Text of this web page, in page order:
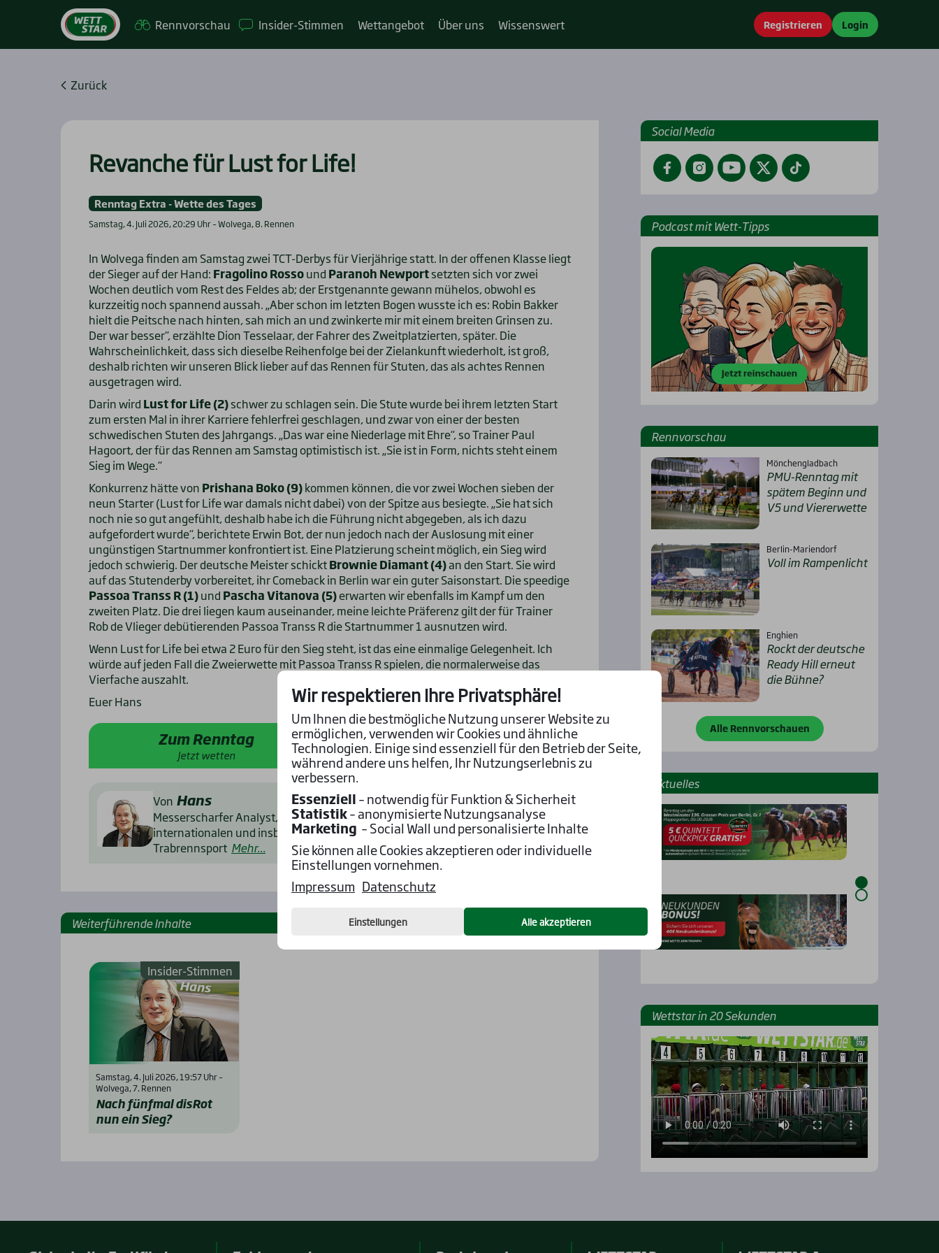
Renn­vor­schau Insi­­der-Stim­­men Wett­an­ge­bot Über uns Wis­sens­wert Registrieren Login
Zurück
Revan­che für Lust for Life!
Renntag Extra - Wette des Tages
Samstag, 4. Juli 2026, 20:29 Uhr – Wolvega, 8. Rennen
In Wolvega finden am Samstag zwei TCT-Derbys für Vierjährige statt. In der offenen Klasse liegt
der Sieger auf der Hand: Fragolino Rossound Paranoh Newportsetzten sich vor zwei
Wochen deutlich vom Rest des Feldes ab; der Erstgenannte gewann mühelos, obwohl es
kurzzeitig noch spannend aussah. „Aber schon im letzten Bogen wusste ich es: Robin Bakker
hielt die Peitsche nach hinten, sah mich an und zwinkerte mir mit einem breiten Grinsen zu.
Der war besser“, erzählte Dion Tesselaar, der Fahrer des Zweitplatzierten, später. Die
Wahrscheinlichkeit, dass sich dieselbe Reihenfolge bei der Zielankunft wiederholt, ist groß,
deshalb richten wir unseren Blick lieber auf das Rennen für Stuten, das als achtes Rennen
ausgetragen wird.
Darin wird Lust for Life (2)schwer zu schlagen sein. Die Stute wurde bei ihrem letzten Start
zum ersten Mal in ihrer Karriere fehlerfrei geschlagen, und zwar von einer der besten
schwedischen Stuten des Jahrgangs. „Das war eine Niederlage mit Ehre“, so Trainer Paul
Hagoort, der für das Rennen am Samstag optimistisch ist. „Sie ist in Form, nichts steht einem
Sieg im Wege.“
Konkurrenz hätte von Prishana Boko (9)kommen können, die vor zwei Wochen sieben der
neun Starter (Lust for Life war damals nicht dabei) von der Spitze aus besiegte. „Sie hat sich
noch nie so gut angefühlt, deshalb habe ich die Führung nicht abgegeben, als ich dazu
aufgefordert wurde“, berichtete Erwin Bot, der nun jedoch nach der Auslosung mit einer
ungünstigen Startnummer konfrontiert ist. Eine Platzierung scheint möglich, ein Sieg wird
jedoch schwierig. Der deutsche Meister schicktBrownie Diamant (4)an den Start. Sie wird
auf das Stutenderby vorbereitet, ihr Comeback in Berlin war ein guter Saisonstart. Die speedige
Passoa Transs R (1)und Pascha Vitanova (5)erwarten wir ebenfalls im Kampf um den
zweiten Platz. Die drei liegen kaum auseinander, meine leichte Präferenz gilt der für Trainer
Rob de Vlieger debütierenden Passoa Transs R die Startnummer 1 ausnutzen wird.
Wenn Lust for Life bei etwa 2 Euro für den Sieg steht, ist das eine einmalige Gelegenheit. Ich
würde auf jeden Fall die Zweierwette mit Passoa Transs R spielen, die normalerweise das
Vierfache auszahlt.
Euer Hans
Zum Renntag
Jetzt wetten
Zum Rennen
Jetzt wetten
Von Hans
Messerscharfer Analyst, Experte für den
internationalen und insbesondere holländischen
Trabrennsport Mehr...
Weiterführende Inhalte
Insider-Stimmen
Samstag, 4. Juli 2026, 19:57 Uhr –
Wolvega, 7. Rennen
Nach fünf­mal dis­Rot
nun ein Sieg?
Social Media
FacebookInstagramYouTubeTwitterTikTok
Pod­cast mit Wett-Tipps
Renn­vor­schau
Mönchengladbach
PMU-Renn­tag mit
spä­tem Beginn und
V5 und Vie­rer­wet­te
Berlin-Mariendorf
Voll im Ram­pen­licht
Enghien
Rockt der deut­sche
Rea­dy Hill erneut
die Büh­ne?
Alle Rennvorschauen
Aktu­el­les
Rennbahnen
Wett­star in 20 Sekun­den
Wir respektieren Ihre Privatsphäre!
Um Ihnen die bestmögliche Nutzung unserer Website zu
ermöglichen, verwenden wir Cookies und ähnliche
Technologien. Einige sind essenziell für den Betrieb der Seite,
während andere uns helfen, Ihr Nutzungserlebnis zu
verbessern.
Essenziell– notwendig für Funktion & Sicherheit
Statistik– anonymisierte Nutzungsanalyse
Marketing – Social Wall und personalisierte Inhalte
Sie können alle Cookies akzeptieren oder individuelle
Einstellungen vornehmen.
Impressum Datenschutz
Einstellungen Alle akzeptieren